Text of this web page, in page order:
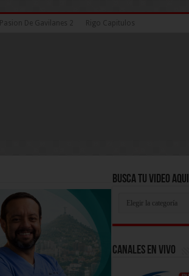
Pasion De Gavilanes 2 Rigo Capitulos
Busca Tu Video Aqui
Aqui
Canales En Vivo